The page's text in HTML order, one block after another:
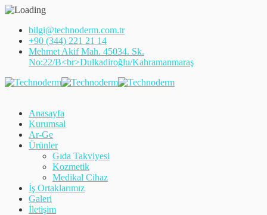
bilgi@technoderm.com.tr
+90 (344) 221 21 14
Mehmet Akif Mah. 45034. Sk.
No:22/B<br>Dulkadiroğlu/Kahramanmaraş
Anasayfa
Kurumsal
Ar-Ge
Ürünler
Gıda Takviyesi
Kozmetik
Medikal Cihaz
İş Ortaklarımız
Galeri
İletişim